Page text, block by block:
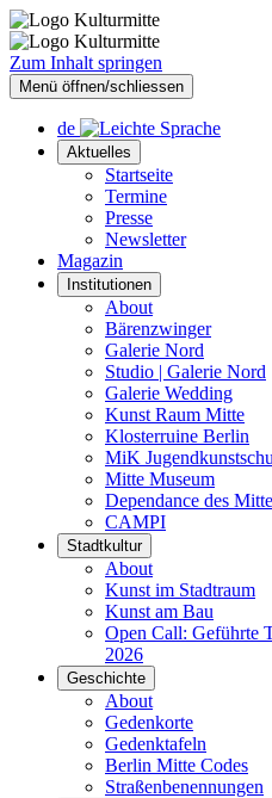
Zum Inhalt springen
Menü öffnen/schliessen
de
Aktuelles
Startseite
Termine
Presse
Newsletter
Magazin
Institutionen
About
Bärenzwinger
Galerie Nord
Studio | Galerie Nord
Galerie Wedding
Kunst Raum Mitte
Klosterruine Berlin
MiK
Mitte Museum
Dependance des
CAMPI
Stadtkultur
About
Kunst im Stadtraum
Kunst am Bau
Open Call: Geführte
2026
Geschichte
About
Gedenkorte
Gedenktafeln
Berlin Mitte Codes
Straßenbenennungen